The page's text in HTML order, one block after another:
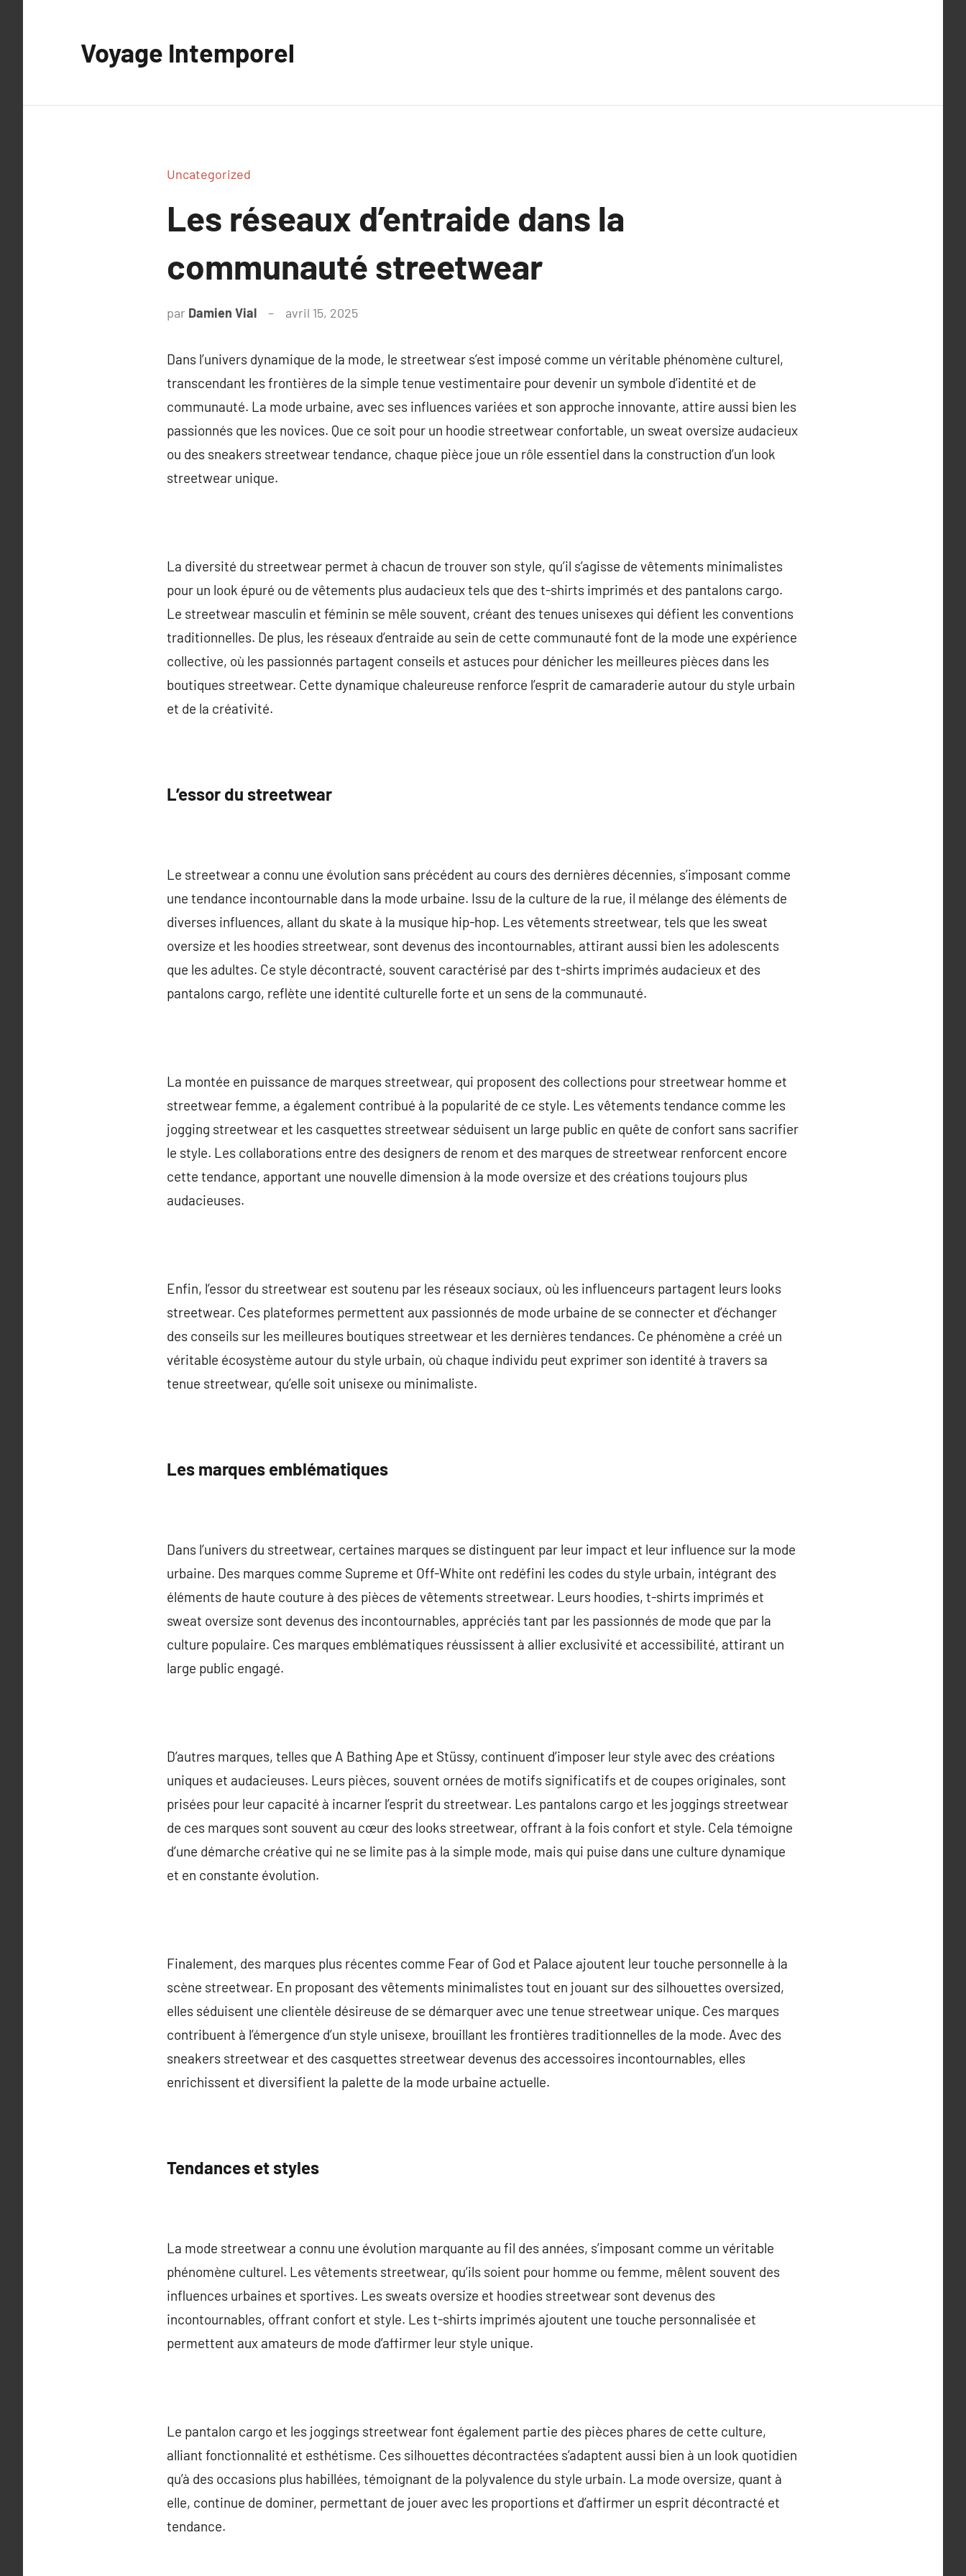
Voyage Intemporel
Uncategorized
Les réseaux d’entraide dans la
communauté streetwear
par Damien Vial avril 15, 2025
Dans l’univers dynamique de la mode, le streetwear s’est imposé comme un véritable phénomène culturel,
transcendant les frontières de la simple tenue vestimentaire pour devenir un symbole d’identité et de
communauté. La mode urbaine, avec ses influences variées et son approche innovante, attire aussi bien les
passionnés que les novices. Que ce soit pour un hoodie streetwear confortable, un sweat oversize audacieux
ou des sneakers streetwear tendance, chaque pièce joue un rôle essentiel dans la construction d’un look
streetwear unique.
La diversité du streetwear permet à chacun de trouver son style, qu’il s’agisse de vêtements minimalistes
pour un look épuré ou de vêtements plus audacieux tels que des t-shirts imprimés et des pantalons cargo.
Le streetwear masculin et féminin se mêle souvent, créant des tenues unisexes qui défient les conventions
traditionnelles. De plus, les réseaux d’entraide au sein de cette communauté font de la mode une expérience
collective, où les passionnés partagent conseils et astuces pour dénicher les meilleures pièces dans les
boutiques streetwear. Cette dynamique chaleureuse renforce l’esprit de camaraderie autour du style urbain
et de la créativité.
L’essor du streetwear
Le streetwear a connu une évolution sans précédent au cours des dernières décennies, s’imposant comme
une tendance incontournable dans la mode urbaine. Issu de la culture de la rue, il mélange des éléments de
diverses influences, allant du skate à la musique hip-hop. Les vêtements streetwear, tels que les sweat
oversize et les hoodies streetwear, sont devenus des incontournables, attirant aussi bien les adolescents
que les adultes. Ce style décontracté, souvent caractérisé par des t-shirts imprimés audacieux et des
pantalons cargo, reflète une identité culturelle forte et un sens de la communauté.
La montée en puissance de marques streetwear, qui proposent des collections pour streetwear homme et
streetwear femme, a également contribué à la popularité de ce style. Les vêtements tendance comme les
jogging streetwear et les casquettes streetwear séduisent un large public en quête de confort sans sacrifier
le style. Les collaborations entre des designers de renom et des marques de streetwear renforcent encore
cette tendance, apportant une nouvelle dimension à la mode oversize et des créations toujours plus
audacieuses.
Enfin, l’essor du streetwear est soutenu par les réseaux sociaux, où les influenceurs partagent leurs looks
streetwear. Ces plateformes permettent aux passionnés de mode urbaine de se connecter et d’échanger
des conseils sur les meilleures boutiques streetwear et les dernières tendances. Ce phénomène a créé un
véritable écosystème autour du style urbain, où chaque individu peut exprimer son identité à travers sa
tenue streetwear, qu’elle soit unisexe ou minimaliste.
Les marques emblématiques
Dans l’univers du streetwear, certaines marques se distinguent par leur impact et leur influence sur la mode
urbaine. Des marques comme Supreme et Off-White ont redéfini les codes du style urbain, intégrant des
éléments de haute couture à des pièces de vêtements streetwear. Leurs hoodies, t-shirts imprimés et
sweat oversize sont devenus des incontournables, appréciés tant par les passionnés de mode que par la
culture populaire. Ces marques emblématiques réussissent à allier exclusivité et accessibilité, attirant un
large public engagé.
D’autres marques, telles que A Bathing Ape et Stüssy, continuent d’imposer leur style avec des créations
uniques et audacieuses. Leurs pièces, souvent ornées de motifs significatifs et de coupes originales, sont
prisées pour leur capacité à incarner l’esprit du streetwear. Les pantalons cargo et les joggings streetwear
de ces marques sont souvent au cœur des looks streetwear, offrant à la fois confort et style. Cela témoigne
d’une démarche créative qui ne se limite pas à la simple mode, mais qui puise dans une culture dynamique
et en constante évolution.
Finalement, des marques plus récentes comme Fear of God et Palace ajoutent leur touche personnelle à la
scène streetwear. En proposant des vêtements minimalistes tout en jouant sur des silhouettes oversized,
elles séduisent une clientèle désireuse de se démarquer avec une tenue streetwear unique. Ces marques
contribuent à l’émergence d’un style unisexe, brouillant les frontières traditionnelles de la mode. Avec des
sneakers streetwear et des casquettes streetwear devenus des accessoires incontournables, elles
enrichissent et diversifient la palette de la mode urbaine actuelle.
Tendances et styles
La mode streetwear a connu une évolution marquante au fil des années, s’imposant comme un véritable
phénomène culturel. Les vêtements streetwear, qu’ils soient pour homme ou femme, mêlent souvent des
influences urbaines et sportives. Les sweats oversize et hoodies streetwear sont devenus des
incontournables, offrant confort et style. Les t-shirts imprimés ajoutent une touche personnalisée et
permettent aux amateurs de mode d’affirmer leur style unique.
Le pantalon cargo et les joggings streetwear font également partie des pièces phares de cette culture,
alliant fonctionnalité et esthétisme. Ces silhouettes décontractées s’adaptent aussi bien à un look quotidien
qu’à des occasions plus habillées, témoignant de la polyvalence du style urbain. La mode oversize, quant à
elle, continue de dominer, permettant de jouer avec les proportions et d’affirmer un esprit décontracté et
tendance.